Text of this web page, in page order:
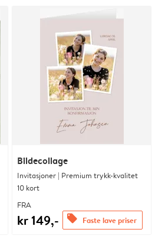
Bildecollage
Invitasjoner | Premium trykk-kvalitet
10 kort
FRA
kr 149,- offers Faste lave priser